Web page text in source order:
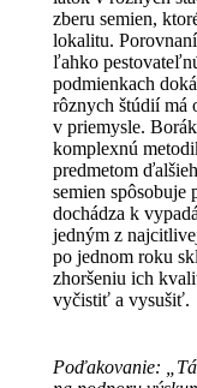
zberu semien,
lokalitu.
ľahko
podmienkach
rôznych štúdií má
v priemysle.
komplexnú
predmetom
semien spôsobuje
dochádza k
jedným z
po jednom roku
zhoršeniu ich
vyčistiť a vysušiť.
Poďakovanie: